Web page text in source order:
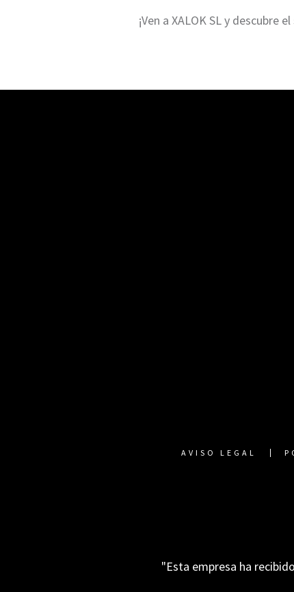
¡Ven a XALOK SL y
AVISO LEGAL
"Esta empresa ha